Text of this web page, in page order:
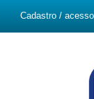
Cadastro / acesso